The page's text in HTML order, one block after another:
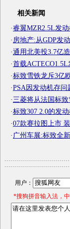
相关新闻
·睿翼MZR2.5L发
· 房地产:从GDP发
·通用北美投3.7亿
·首载
·标致雪铁龙斥3亿
·PSA因发动机存问
·三菱将从法国标
·标致307 2.0的发
·07款赛拉图上市
· 广州车展:标致全
用户：
*搜狗拼音输入法，